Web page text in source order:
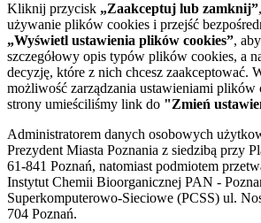
Kliknij przycisk „Zaakceptuj lub zamknij”
używanie plików cookies i przejść
„Wyświetl ustawienia plików cookies”,
szczegółowy opis typów plików cookies, a
decyzję, które z nich chcesz zaakceptować.
możliwość zarządzania ustawieniami plików
strony umieściliśmy link do "Zmień
Administratorem danych osobowych
Prezydent Miasta Poznania z siedzibą przy
61-841 Poznań, natomiast podmiotem
Instytut Chemii Bioorganicznej PAN -
Superkomputerowo-Sieciowe (PCSS) ul.
704 Poznań.